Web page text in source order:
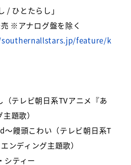
/ ひとたらし」
※アナログ盤を除く
feature/k
テレビ朝日系TVアニメ『あ
題歌）
～饅頭こわい（テレビ朝日系T
ンディング主題歌）
シティー